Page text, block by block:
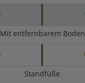
Mit entfernbarem Boden
Standfüße